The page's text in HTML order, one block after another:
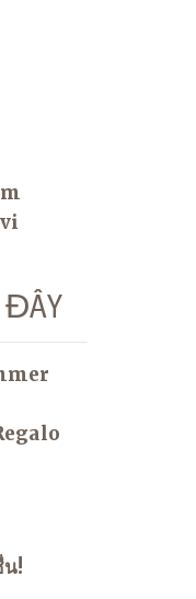
ĐÂY
น!